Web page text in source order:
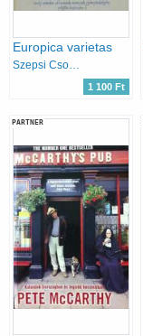
Europica varietas
Szepsi Csombor Márton
1 100 Ft
PARTNER